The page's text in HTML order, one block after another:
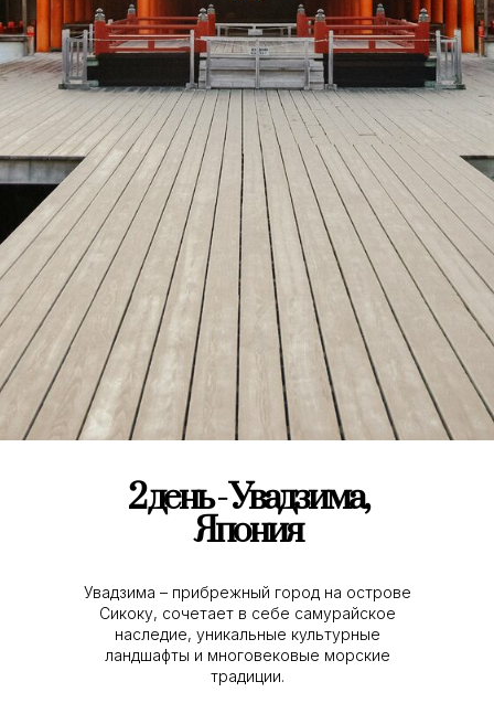
2 день - Увадзима,
Япония
Увадзима – прибрежный город на острове
Сикоку, сочетает в себе самурайское
наследие, уникальные культурные
ландшафты и многовековые морские
традиции.